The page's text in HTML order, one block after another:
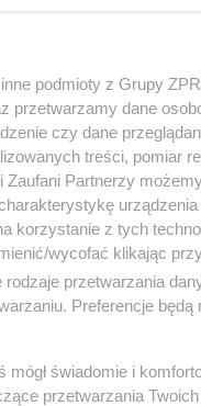
co oglądać,
wam spodobać.
podmioty z Grupy
przetwarzamy dane
czy dane
treści, pomiar
Partnerzy
korzystanie z tych
wycofać klikając
rodzaje przetwarzania
Preferencje będą
świadomie i
przetwarzania